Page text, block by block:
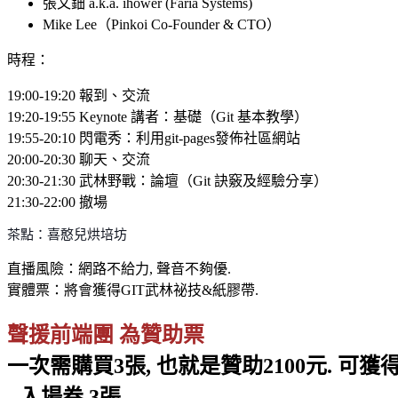
Mike Lee（Pinkoi Co-Founder & CTO）
時程：
19:00-19:20 報到、交流
19:20-19:55 Keynote 講者：基礎（Git 基本教學）
19:55-20:10 閃電秀：利用git-pages發佈社區網站
20:00-20:30 聊天、交流
20:30-21:30 武林野戰：論壇（Git 訣竅及經驗分享）
21:30-22:00 撤場
茶點：喜憨兒烘培坊
直播風險：網路不給力, 聲音不夠優.
實體票：將會獲得GIT武林祕技&紙膠帶.
聲援前端團 為贊助票
一次需購買3張, 也就是贊助2100元. 可獲